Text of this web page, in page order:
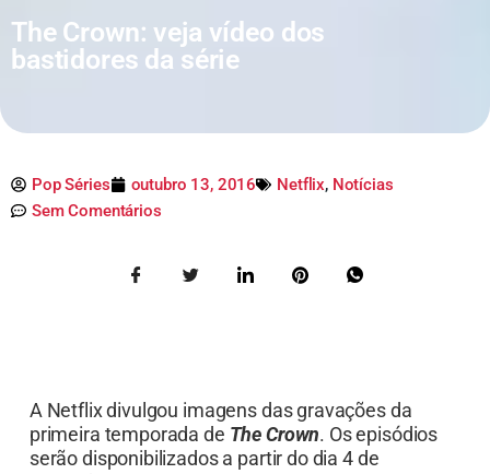
The Crown: veja vídeo dos
bastidores da série
Pop Séries outubro 13, 2016 Netflix, Notícias
Sem Comentários
A Netflix divulgou imagens das gravações da
primeira temporada de The Crown. Os episódios
serão disponibilizados a partir do dia 4 de